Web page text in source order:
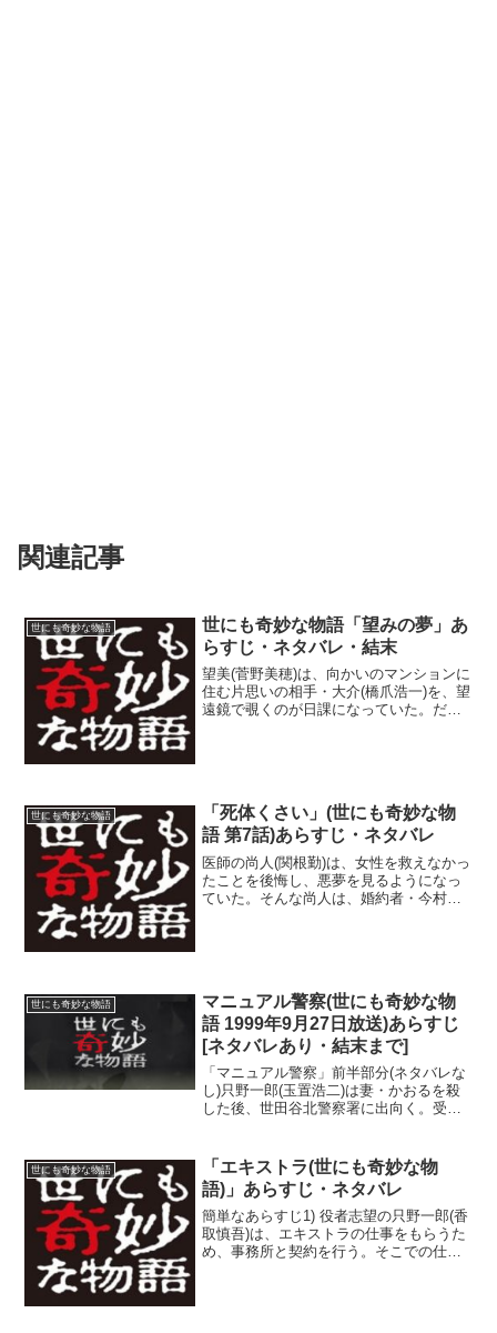
関連記事
世にも奇妙な物語
世にも奇妙な物語「望みの夢」あ
らすじ・ネタバレ・結末
望美(菅野美穂)は、向かいのマンションに
住む片思いの相手・大介(橋爪浩一)を、望
遠鏡で覗くのが日課になっていた。だ
世にも奇妙な物語
「死体くさい」(世にも奇妙な物
語 第7話)あらすじ・ネタバレ
医師の尚人(関根勤)は、女性を救えなかっ
たことを後悔し、悪夢を見るようになっ
ていた。そんな尚人は、婚約者・今村美
世にも奇妙な物語
マニュアル警察(世にも奇妙な物
語 1999年9月27日放送)あらすじ
[ネタバレあり・結末まで]
「マニュアル警察」前半部分(ネタバレな
し)只野一郎(玉置浩二)は妻・かおるを殺
した後、世田谷北警察署に出向く。受付
ュアルを調べ、一郎は「その事件は、本
署で取り扱っている...
世にも奇妙な物語
「エキストラ(世にも奇妙な物
語)」あらすじ・ネタバレ
簡単なあらすじ1) 役者志望の只野一郎(香
取慎吾)は、エキストラの仕事をもらうた
め、事務所と契約を行う。そこでの仕事